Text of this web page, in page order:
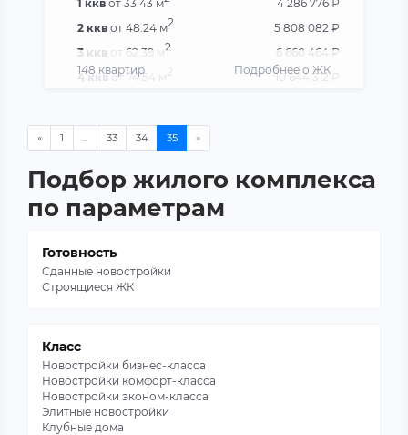
1 ккв от 33.43 м
4 286 776 ₽
2 ккв от 48.24 м2
5 808 082 ₽
3 ккв от 62.39 м2
6 660 464 ₽
4 кквот 74.54 м2 10 644 312 ₽
148 квартир Подробнее о ЖК
Подбор жилого комплекса
по параметрам
Готовность
Сданные новостройки
Строящиеся ЖК
Класс
Новостройки бизнес-класса
Новостройки комфорт-класса
Новостройки эконом-класса
Элитные новостройки
Клубные дома